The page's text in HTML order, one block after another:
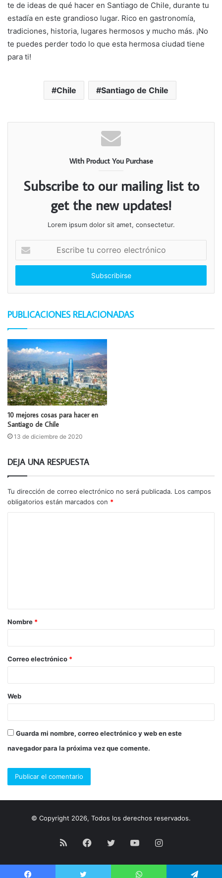
te de ideas de qué hacer en Santiago de Chile, durante tu
estadía en este grandioso lugar. Rico en gastronomía,
tradiciones, historia, lugares hermosos y mucho más. ¡No
te puedes perder todo lo que esta hermosa ciudad tiene
para ti!
Chile Santiago de Chile
With Product You Purchase
Subscribe to our mailing list to
get the new updates!
Lorem ipsum dolor sit amet, consectetur.
correo
PUBLICACIONES RELACIONADAS
10 mejores cosas para hacer en
Santiago de Chile
13 de diciembre de 2020
DEJA UNA RESPUESTA
Tu dirección de correo electrónico no será publicada. Los campos
obligatorios están marcados con *
a
r
*
Nombre *
Correo electrónico *
Web
Guarda mi nombre, correo electrónico y web en este
navegador para la próxima vez que comente.
© Copyright 2026, Todos los derechos reservados.
RSS Facebook
TwitterYouTubeInstagram